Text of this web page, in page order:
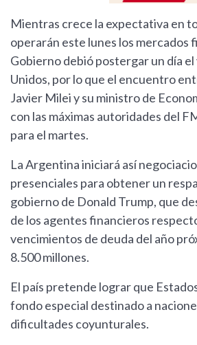
Mientras crece la expectativa en
operarán este lunes los mercados
Gobierno debió postergar un día el
Unidos, por lo que el encuentro
Javier Milei y su ministro de
con las máximas autoridades del
para el martes.
La Argentina iniciará así
presenciales para obtener un
gobierno de Donald Trump, que
de los agentes financieros
vencimientos de deuda del año
8.500 millones.
El país pretende lograr que
fondo especial destinado a
dificultades coyunturales.